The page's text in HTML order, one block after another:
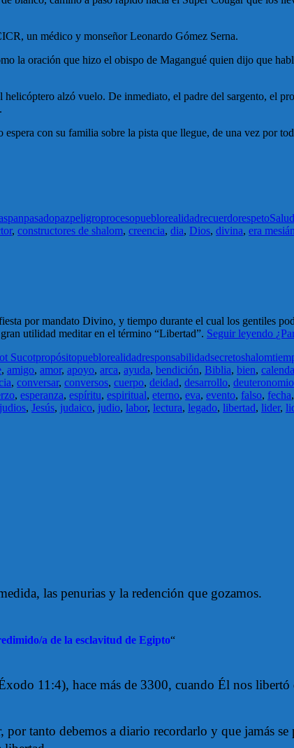
un médico y monseñor Leonardo Gómez Serna.
la oración que hizo el obispo de Magangué quien dijo que
alzó vuelo. De inmediato, el padre del sargento, el
con su familia sobre la pista que llegue, de una vez por
panpasadopazpeligroprocesopueblorealidadrecuerdorespetoSalud
, constructores de shalom, creencia, dia, Dios, divina, era
por mandato Divino, y tiempo durante el cual los gentiles
gran utilidad meditar en el término “Libertad”. Seguir leyendo
Sucotpropósitopueblorealidadresponsabilidadsecretoshalom
, amigo, amor, apoyo, arca, ayuda, bendición, Biblia, bien,
, conversar, conversos, cuerpo, deidad, desarrollo, deuteronomio
, esperanza, espíritu, espiritual, eterno, eva, evento, falso, fecha,
, Jesús, judaico, judio, labor, lectura, legado, libertad, lider,
las penurias y la redención que gozamos.
a de la esclavitud de Egipto“
11:4), hace más de 3300, cuando Él nos libertó
tanto debemos a diario recordarlo y que jamás se